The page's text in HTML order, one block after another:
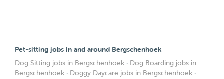
Pet-sitting jobs in and around Bergschenhoek
Dog Sitting jobs in Bergschenhoek · Dog Boarding jobs in
Bergschenhoek · Doggy Daycare jobs in Bergschenhoek ·